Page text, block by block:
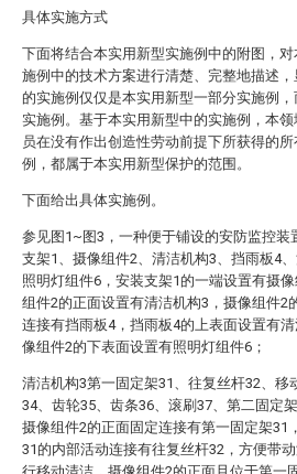
具体实施方式
下面将结合本实用新型实施例中的附图，
施例中的技术方案进行清楚、完整地描述
的实施例仅仅是本实用新型一部分实施例
实施例。基于本实用新型中的实施例，本领
员在没有作出创造性劳动前提下所获得的
例，都属于本实用新型保护的范围。
下面给出具体实施例。
参见图1~图3，一种便于铺设的安防监控装
支架1、摄像组件2、清洁机构3、挡雨板4
照明灯组件6，安装支架1的一端设置有摄
组件2的正面设置有清洁机构3，摄像组件2
连接有挡雨板4，挡雨板4的上表面设置有
像组件2的下表面设置有照明灯组件6；
清洁机构3第一固定架31、往复丝杆32、移
34、齿轮35、齿条36、滚刷37、第二固定
摄像组件2的正面固定连接有第一固定架31
31的内部活动连接有往复丝杆32，方便带